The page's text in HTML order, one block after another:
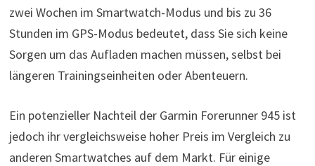
zwei Wochen im Smartwatch-Modus und bis zu 36
Stunden im GPS-Modus bedeutet, dass Sie sich keine
Sorgen um das Aufladen machen müssen, selbst bei
längeren Trainingseinheiten oder Abenteuern.
Ein potenzieller Nachteil der Garmin Forerunner 945 ist
jedoch ihr vergleichsweise hoher Preis im Vergleich zu
anderen Smartwatches auf dem Markt. Für einige